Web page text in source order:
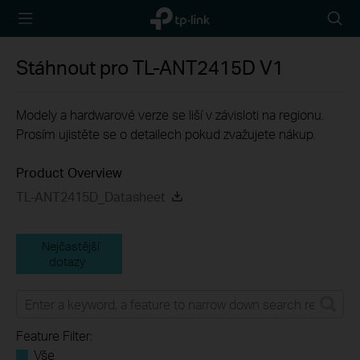
TP-Link,
Reliably
icon
Stáhnout proTL-ANT2415D V1
Modely a hardwarové verze se liší v závisloti na regionu.
Prosím ujistěte se o detailech pokud zvažujete nákup.
Product Overview
TL-ANT2415D_Datasheet
Nejčastější
dotazy
Feature Filter:
Vše